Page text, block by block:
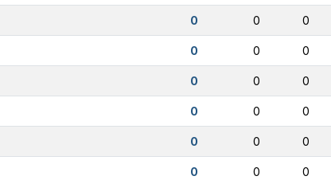
0 0 0
0 0 0
0 0 0
0 0 0
0 0 0
0 0 0